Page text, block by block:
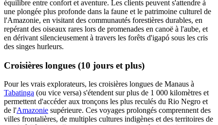
équilibre entre confort et aventure. Les clients peuvent s'attendre à
une plongée plus profonde dans la faune et le patrimoine culturel de
l'Amazonie, en visitant des communautés forestières durables, en
repérant des oiseaux rares lors de promenades en canoë à l'aube, et
en dérivant silencieusement à travers les forêts d'igapó sous les cris
des singes hurleurs.
Croisières longues (10 jours et plus)
Pour les vrais explorateurs, les croisières longues de Manaus à
Tabatinga (ou vice versa) s'étendent sur plus de 1 000 kilomètres et
permettent d'accéder aux tronçons les plus reculés du Rio Negro et
de l'Amazonie supérieure. Ces voyages prolongés comprennent des
villes frontalières, de multiples cultures indigènes et des territoires de